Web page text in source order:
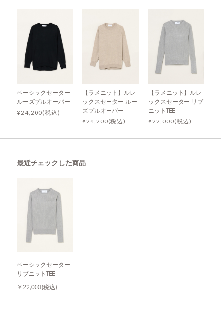
ベーシックセーター
ルーズプルオーバー
¥24,200(税込)
【ラメニット】ルレ
ックスセーター ルー
ズプルオーバー
¥24,200(税込)
【ラメニット】ルレ
ックスセーター リブ
ニットTEE
¥22,000(税込)
最近チェックした商品
ベーシックセーター
リブニットTEE
￥22,000(税込)